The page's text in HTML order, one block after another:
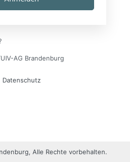
AG Brandenburg
Datenschutz
Alle Rechte vorbehalten.